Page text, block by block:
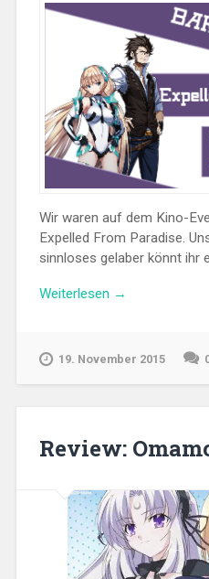
Wir waren auf dem Kino-
Expelled From Paradise.
sinnloses gelaber könnt ihr
Weiterlesen „Bakast
zum
→
19. November 2015
Review: